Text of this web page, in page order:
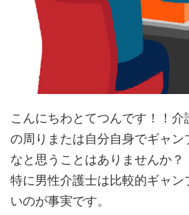
こんにちわとてつんです！！
の周りまたは自分自身でギャン
なと思うことはありませんか？
特に男性介護士は比較的ギャン
いのが事実です。